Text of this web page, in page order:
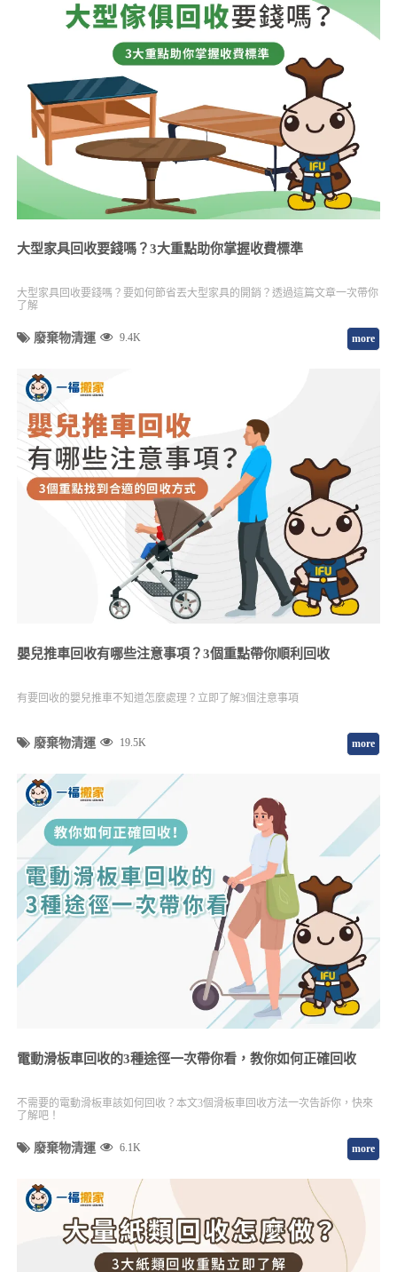
大型家具回收要錢嗎？3大重點助你掌握收費標準
大型家具回收要錢嗎？要如何節省丟大型家具的開銷？透過這篇文章一次帶你
了解
廢棄物清運 9.4K more
嬰兒推車回收有哪些注意事項？3個重點帶你順利回收
有要回收的嬰兒推車不知道怎麼處理？立即了解3個注意事項
廢棄物清運 19.5K more
電動滑板車回收的3種途徑一次帶你看，教你如何正確回收
不需要的電動滑板車該如何回收？本文3個滑板車回收方法一次告訴你，快來
了解吧！
廢棄物清運 6.1K more